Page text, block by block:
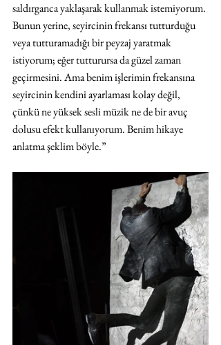
saldırganca yaklaşarak kullanmak istemiyorum.
Bunun yerine, seyircinin frekansı tutturduğu
veya tutturamadığı bir peyzaj yaratmak
istiyorum; eğer tutturursa da güzel zaman
geçirmesini. Ama benim işlerimin frekansına
seyircinin kendini ayarlaması kolay değil,
çünkü ne yüksek sesli müzik ne de bir avuç
dolusu efekt kullanıyorum. Benim hikaye
anlatma şeklim böyle.”